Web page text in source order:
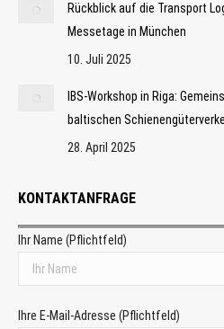
Rückblick auf die Transport
Messetage in München
10. Juli 2025
IBS-Workshop in Riga:
baltischen
28. April 2025
KONTAKTANFRAGE
Ihr Name (Pflichtfeld)
Ihre E-Mail-Adresse (Pflichtfeld)